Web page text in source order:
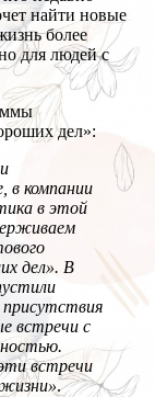
найти новые
более
для людей с
дел»:
в компании
в этой
дел». В
встречи с
встречи
.